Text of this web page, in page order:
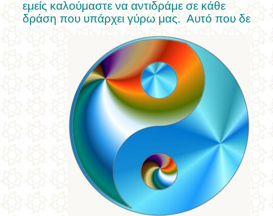
εμείς καλούμαστε να αντιδράμε σε κάθε
δράση που υπάρχει γύρω μας. Αυτό που δε